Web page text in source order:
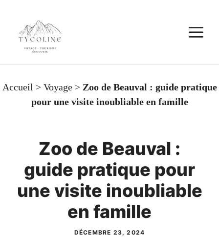
contenu
Accueil > Voyage> Zoo de Beauval : guide pratique
pour une visite inoubliable en famille
Zoo de Beauval :
guide pratique pour
une visite inoubliable
en famille
DÉCEMBRE 23, 2024